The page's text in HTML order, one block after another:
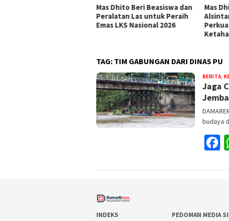
Mas Dhito Beri Beasiswa dan
Peralatan Las untuk Peraih
Emas LKS Nasional 2026
Mas
TAG: TIM GABUNGAN DARI DINAS PU
BERITA,
Jaga
budaya
INDEKS PEDOMAN MEDIA